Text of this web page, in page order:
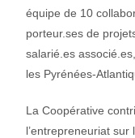
équipe de 10
porteur.ses de
salarié.es
les Pyrénées-
La Coopérative
l’entrepreneuriat